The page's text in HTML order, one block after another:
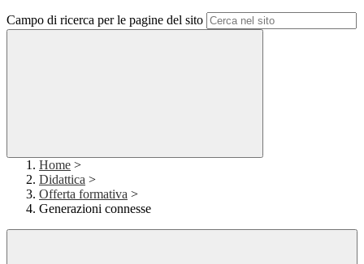
Campo di ricerca per le pagine del sito
Home >
Didattica >
Offerta formativa >
Generazioni connesse